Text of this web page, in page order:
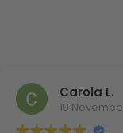
Carola L.
19